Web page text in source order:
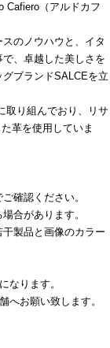
Cafiero（アルドカフ
のノウハウと、イタ
、卓越した美しさを
ブランドSALCEを立
取り組んでおり、リサ
革を使用していま
確認ください。
合があります。
製品と画像のカラー
なります。
へお願い致します。